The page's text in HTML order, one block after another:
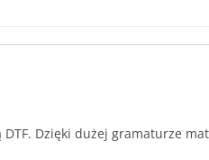
Dzięki dużej gramaturze